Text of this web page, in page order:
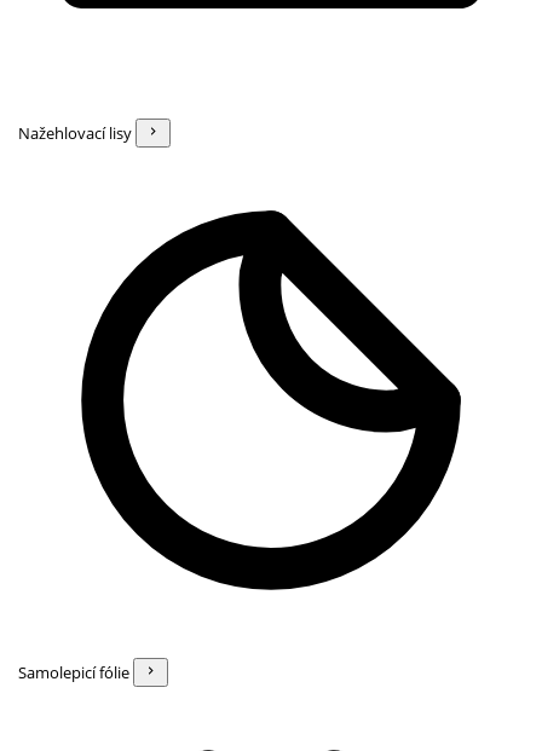
Nažehlovací lisy
Samolepicí fólie